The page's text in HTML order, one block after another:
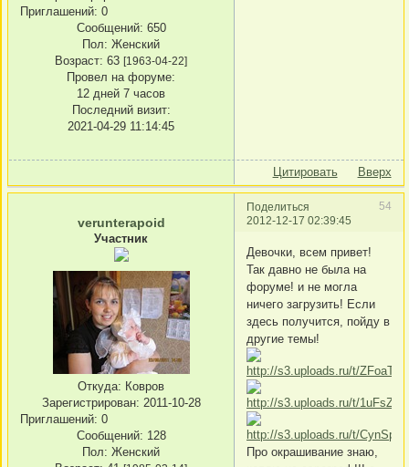
Приглашений: 0
Сообщений: 650
Пол: Женский
Возраст: 63 [1963-04-22]
Провел на форуме:
12 дней 7 часов
Последний визит:
2021-04-29 11:14:45
Цитировать Вверх
Поделиться
54
2012-12-17 02:39:45
verunterapoid
Участник
Откуда: Ковров
Зарегистрирован: 2011-10-28
Приглашений: 0
Сообщений: 128
Пол: Женский
Девочки, всем привет!
Так давно не была на
форуме! и не могла
ничего загрузить! Если
здесь получится, пойду в
другие темы!
Про окрашивание знаю,